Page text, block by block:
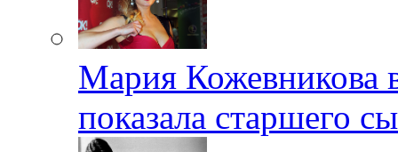
Мария Кожевникова
показала старшего